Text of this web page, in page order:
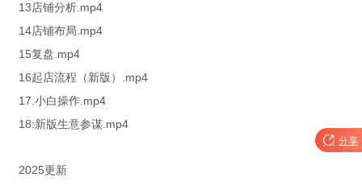
13店铺分析.mp4
14店铺布局.mp4
15复盘.mp4
16起店流程（新版）.mp4
17.小白操作.mp4
18:新版生意参谋.mp4
2025更新
 分享